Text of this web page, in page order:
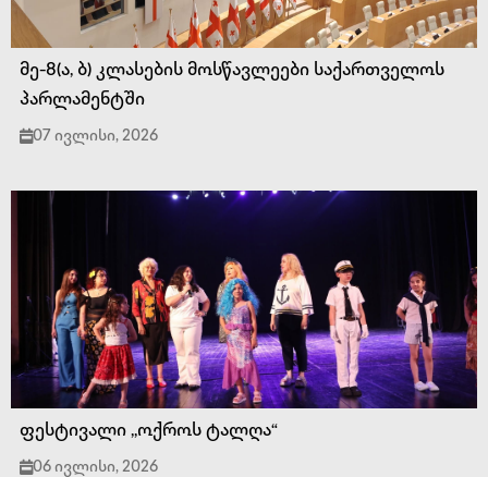
მე-8(ა, ბ) კლასების მოსწავლეები საქართველოს
პარლამენტში
07 ივლისი, 2026
ფესტივალი ,,ოქროს ტალღა“
06 ივლისი, 2026